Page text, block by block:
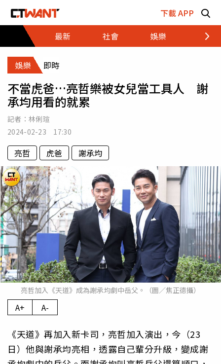
下載 APP
最新
社會 娛樂 財經
娛樂 即時
不當虎爸…亮哲樂被女兒當工具人 謝
承均用看的就累
記者： 林俐瑄
2024-02-23 17:30
亮哲 虎爸 謝承均
亮哲加入《天道》成為謝承均劇中岳父。（圖／焦正德攝）
A+ A-
《天道》再加入新卡司，亮哲加入演出，今（23
日）他與謝承均亮相，透露自己輩分升級，變成謝